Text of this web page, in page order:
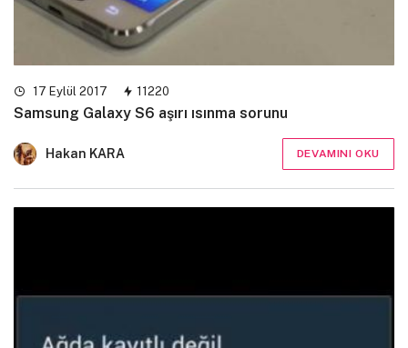
17 Eylül 2017 11220
Samsung Galaxy S6 aşırı ısınma sorunu
Hakan KARA DEVAMINI OKU